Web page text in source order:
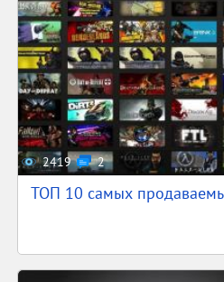
2419 2
ТОП 10 самых